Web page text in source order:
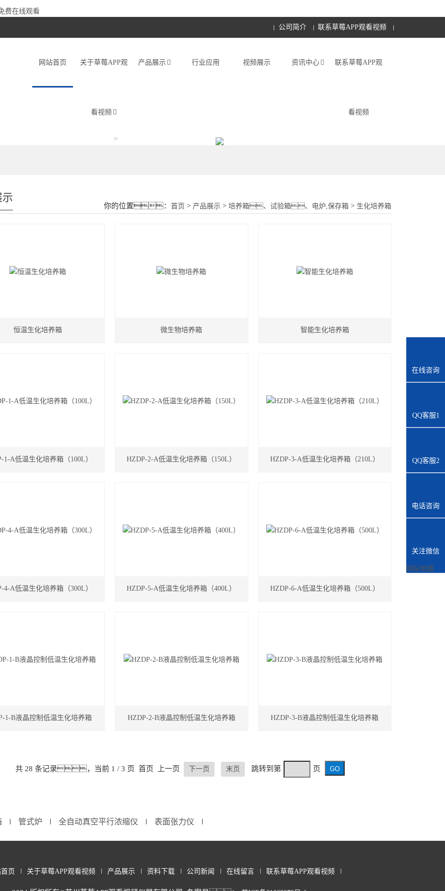
费在线观看
公司简介 联系草莓APP观看视频
网站首页 关于草莓APP观
看视频
产品展示 行业应用 视频展示 资讯中心 联系草莓APP观
看视频
你的位置：首页 > 产品展示 >培养箱、试验箱、电炉,保存箱 > 生化培养箱
示
恒温生化培养箱 微生物培养箱 智能生化培养箱
1-A低温生化培养箱（100L） HZDP-2-A低温生化培养箱（150L） HZDP-3-A低温生化培养箱（210L）
4-A低温生化培养箱（300L） HZDP-5-A低温生化培养箱（400L） HZDP-6-A低温生化培养箱（500L）
1-B液晶控制低温生化培养箱 HZDP-2-B液晶控制低温生化培养箱 HZDP-3-B液晶控制低温生化培养箱
共 28 条记录，当前 1 / 3 页 首页 上一页 下一页 末页 跳转到第 页
管式炉 全自动真空平行浓缩仪 表面张力仪
页 关于草莓APP观看视频 产品展示 资料下载 公司新闻 在线留言 联系草莓APP观看视频
在线咨询
QQ客服1
QQ客服2
电话咨询
关注微信
网站地图